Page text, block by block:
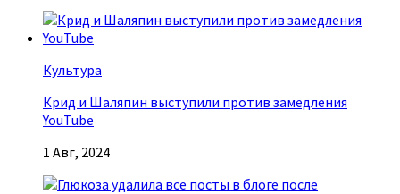
Культура
Крид и Шаляпин выступили против замедления
YouTube
1 Авг, 2024